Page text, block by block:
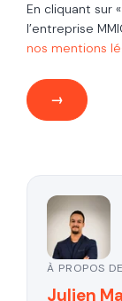
En cliquant sur
l’entreprise
nos mentions
À PROPOS
Julien